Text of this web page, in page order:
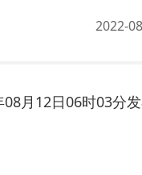
2022-
08月12日06时03分